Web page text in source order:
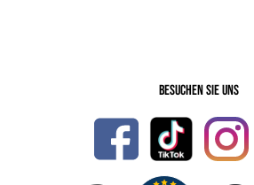
Besuchen Sie uns